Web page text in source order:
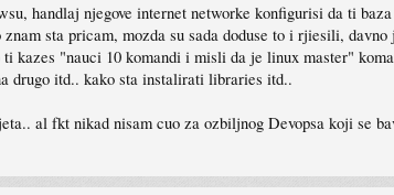
handlaj njegove internet networke konfigurisi da ti
sta pricam, mozda su sada doduse to i rjiesili,
kazes "nauci 10 komandi i misli da je linux master"
drugo itd.. kako sta instalirati libraries itd..
al fkt nikad nisam cuo za ozbiljnog Devopsa koji se